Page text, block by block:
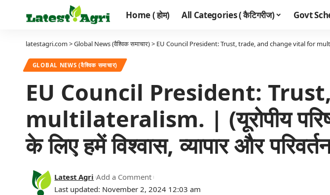
Home ( होम) All Categories ( कैटिगरीज) Govt
latestagri.com>Global News (वैश्विक समाचार)> EU Council President: Trust, trade, and change vital for
GLOBAL NEWS (वैश्विक समाचार)
EU Council President:
multilateralism. | (यूरोपीय
के लिए हमें विश्वास, व्यापार और
Last updated: November 2, 2024 12:03 am
Latest Agri Add a Comment